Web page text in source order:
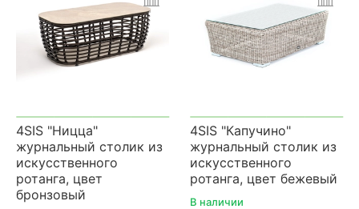
4SIS "Ницца"
журнальный столик из
искусственного
ротанга, цвет
бронзовый
4SIS "Капучино"
журнальный столик из
искусственного
ротанга, цвет бежевый
В наличии